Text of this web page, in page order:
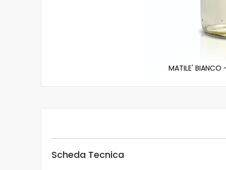
MATILE'
all'inizio
galleria
Scheda Tecnica